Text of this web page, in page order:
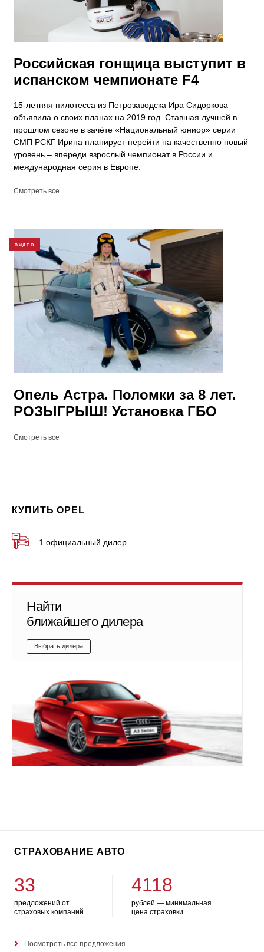
Российская гонщица выступит в
испанском чемпионате F4
15-летняя пилотесса из Петрозаводска Ира Сидоркова
объявила о своих планах на 2019 год. Ставшая лучшей в
прошлом сезоне в зачёте «Национальный юниор» серии
СМП РСКГ Ирина планирует перейти на качественно новый
уровень – впереди взрослый чемпионат в России и
международная серия в Европе.
Смотреть все
ВИДЕО
Опель Астра. Поломки за 8 лет.
РОЗЫГРЫШ! Установка ГБО
Смотреть все
КУПИТЬ OPEL
1 официальный дилер
Найти
ближайшего дилера
Выбрать дилера
СТРАХОВАНИЕ АВТО
33
предложений от
страховых компаний
4118
рублей — минимальная
цена страховки
Посмотреть все предложения